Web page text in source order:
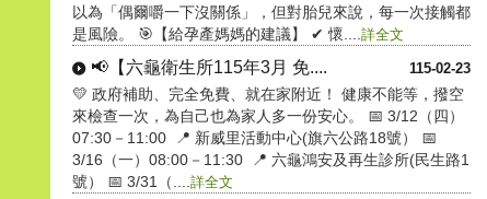
以為「偶爾嚼一下沒關係」，但對胎兒來說，每一次接觸都
是風險。 🎯【給孕產媽媽的建議】 ✔ 懷.... 詳全文
115-02-23
📢【六龜衛生所115年3月 免....
💛 政府補助、完全免費、就在家附近！ 健康不能等，撥空
來檢查一次，為自己也為家人多一份安心。 📅 3/12（四）
07:30－11:00 📍 新威里活動中心(旗六公路18號） 📅
3/16（一）08:00－11:30 📍 六龜鴻安及再生診所(民生路1
號） 📅 3/31（.... 詳全文